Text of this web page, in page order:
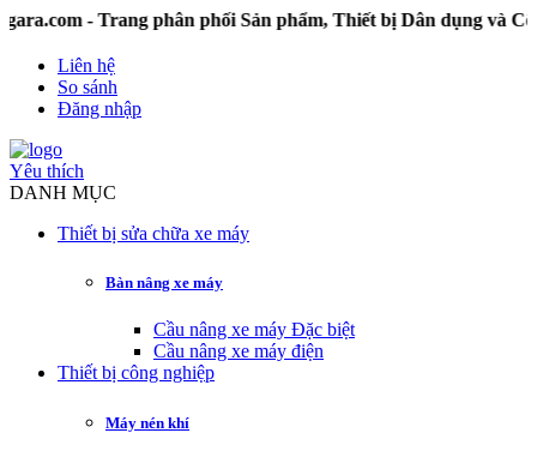
- Trang phân phối Sản phẩm, Thiết bị Dân dụng và Công
Liên hệ
So sánh
Đăng nhập
Yêu thích
DANH MỤC
Thiết bị sửa chữa xe máy
Bàn nâng xe máy
Cầu nâng xe máy Đặc biệt
Cầu nâng xe máy điện
Thiết bị công nghiệp
Máy nén khí